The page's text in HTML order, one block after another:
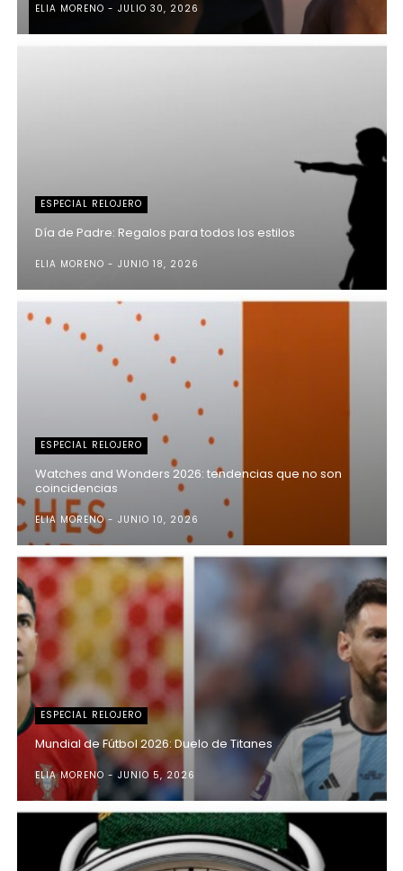
ELIA MORENO JULIO 30, 2026
ESPECIAL RELOJERO
Día de Padre: Regalos para todos los estilos
ELIA MORENO JUNIO 18, 2026
ESPECIAL RELOJERO
Watches and Wonders 2026: tendencias que no son
coincidencias
ELIA MORENO JUNIO 10, 2026
ESPECIAL RELOJERO
Mundial de Fútbol 2026: Duelo de Titanes
ELIA MORENO JUNIO 5, 2026